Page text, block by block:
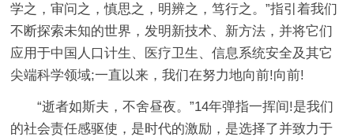
学之，审问之，慎思之，明辨之，笃行之。”指引着我们
不断探索未知的世界，发明新技术、新方法，并将它们
应用于中国人口计生、医疗卫生、信息系统安全及其它
尖端科学领域;一直以来，我们在努力地向前!向前!
“逝者如斯夫，不舍昼夜。”14年弹指一挥间!是我们
的社会责任感驱使，是时代的激励，是选择了并致力于